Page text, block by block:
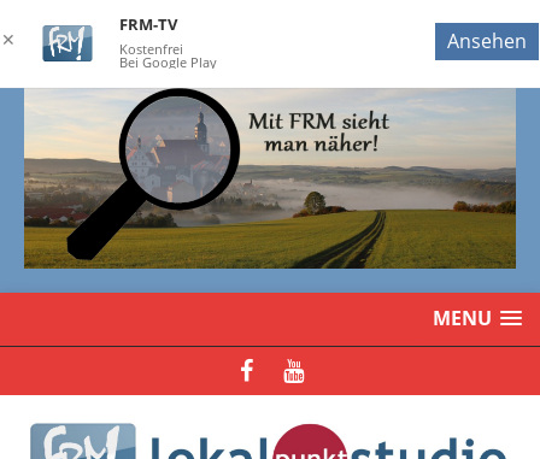
MENU
✕
FRM-TV
Kostenfrei
Bei Google Play
Ansehen